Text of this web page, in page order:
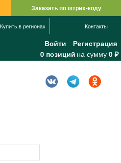
Заказать по штрих-коду
Купить в регионах Контакты
Войти
Регистрация
0 позиций на сумму 0 ₽